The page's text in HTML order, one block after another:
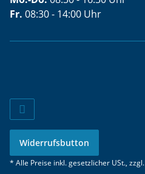
Fr. 08:30 - 14:00 Uhr
Widerrufsbutton
* Alle Preise inkl. gesetzlicher USt., zzgl.